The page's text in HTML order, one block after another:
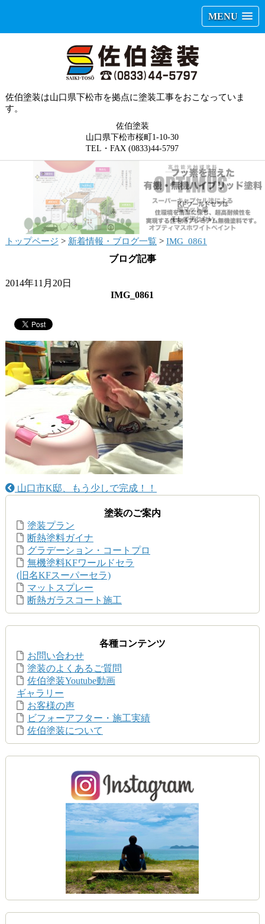
MENU
佐伯塗装は山口県下松市を拠点に塗装工事をおこなっていま
す。
佐伯塗装
山口県下松市桜町1-10-30
TEL・FAX (0833)44-5797
トップページ > 新着情報・ブログ一覧> IMG_0861
ブログ記事
2014年11月20日
IMG_0861
山口市K邸、もう少しで完成！！
塗装のご案内
塗装プラン
断熱塗料ガイナ
グラデーション・コートプロ
無機塗料KFワールドセラ
(旧名KFスーパーセラ)
マットスプレー
断熱ガラスコート施工
各種コンテンツ
お問い合わせ
塗装のよくあるご質問
佐伯塗装Youtube動画
ギャラリー
お客様の声
ビフォーアフター・施工実績
佐伯塗装について